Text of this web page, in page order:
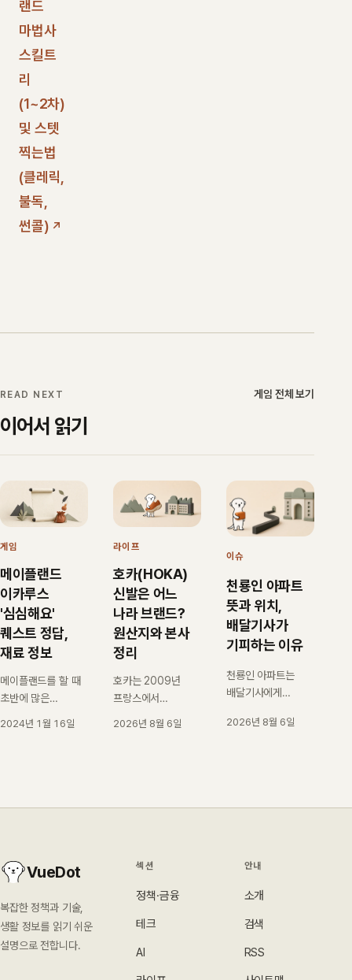
랜드
마법사
스킬트
리
(1~2차)
및 스텟
찍는법
(클레릭,
불독,
썬콜)
READ NEXT
이어서 읽기
게임 전체 보기
게임
메이플랜드
이카루스
'심심해요'
퀘스트 정답,
재료 정보
메이플랜드를 할 때
초반에 많은
모자라 많은 걱정을
2024년 1월 16일
라이프
호카(HOKA)
신발은 어느
나라 브랜드?
원산지와 본사
정리
호카는 2009년
프랑스에서
미국 데커스가
2026년 8월 6일
이슈
천룡인 아파트
뜻과 위치,
배달기사가
기피하는 이유
천룡인 아파트는
배달기사에게
절차를 요구하는
2026년 8월 6일
VueDot
복잡한 정책과 기술,
생활 정보를 읽기 쉬운
설명으로 전합니다.
섹션
정책·금융
테크
AI
안내
소개
검색
RSS